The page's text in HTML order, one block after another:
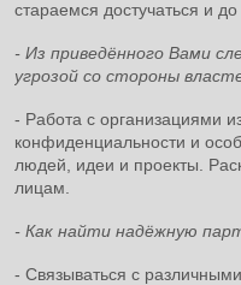
стараемся достучаться и
- Из приведённого Вами
угрозой со стороны
- Работа с организациями
конфиденциальности и
людей, идеи и проекты.
лицам.
- Как найти надёжную
- Связываться с